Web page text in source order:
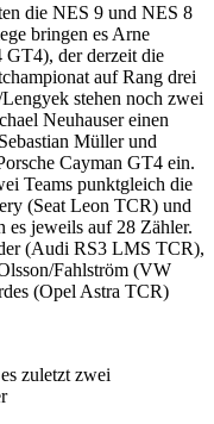
die NES 9 und NES 8
bringen es Arne
der derzeit die
auf Rang drei
stehen noch zwei
Neuhauser einen
Müller und
Cayman GT4 ein.
Teams punktgleich die
(Seat Leon TCR) und
jeweils auf 28 Zähler.
(Audi RS3 LMS TCR),
Fahlström (VW
(Opel Astra TCR)
zuletzt zwei